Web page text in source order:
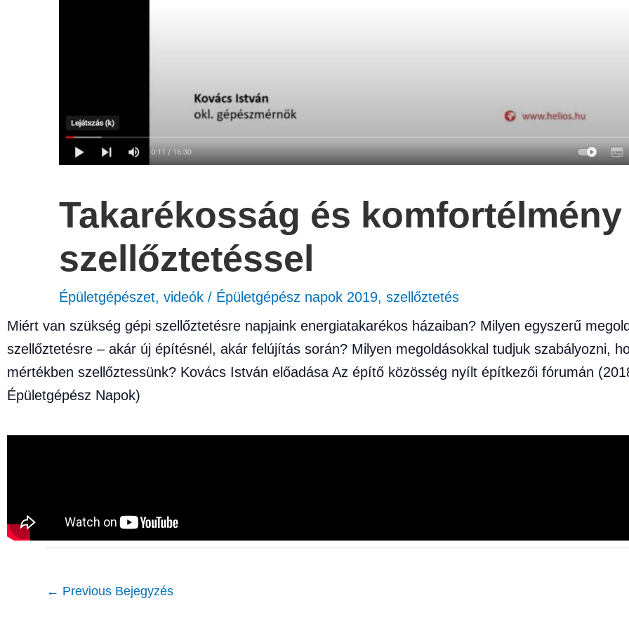
Takarékosság és
szellőztetéssel
Épületgépészet, videók / Épületgépész napok 2019, szellőztetés
Miért van szükség gépi szellőztetésre napjaink energiatakarékos házaiban? Milyen egyszerű
szellőztetésre – akár új építésnél, akár felújítás során? Milyen megoldásokkal tudjuk szabályozni,
mértékben szellőztessünk? Kovács István előadása Az építő közösség nyílt építkezői fórumán
Épületgépész Napok)
← Previous Bejegyzés